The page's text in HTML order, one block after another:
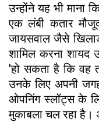
उन्होंने यह भी माना
एक लंबी कतार
जायसवाल जैसे
शामिल करना शायद
'हो सकता है कि वह
उनके लिए अपनी
ओपनिंग स्लॉट्स के
मुकाबला चल रहा है।